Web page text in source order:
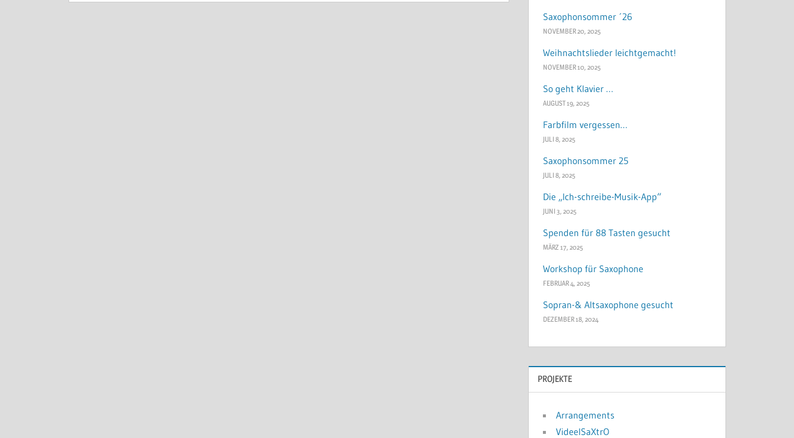
Saxophonsommer ´26
NOVEMBER 20, 2025
Weihnachtslieder leichtgemacht!
NOVEMBER 10, 2025
So geht Klavier …
AUGUST 19, 2025
Farbfilm vergessen…
JULI 8, 2025
Saxophonsommer 25
JULI 8, 2025
Die „Ich-schreibe-Musik-App“
JUNI 3, 2025
Spenden für 88 Tasten gesucht
MÄRZ 17, 2025
Workshop für Saxophone
FEBRUAR 4, 2025
Sopran-& Altsaxophone gesucht
DEZEMBER 18, 2024
PROJEKTE
Arrangements
VideelSaXtrO